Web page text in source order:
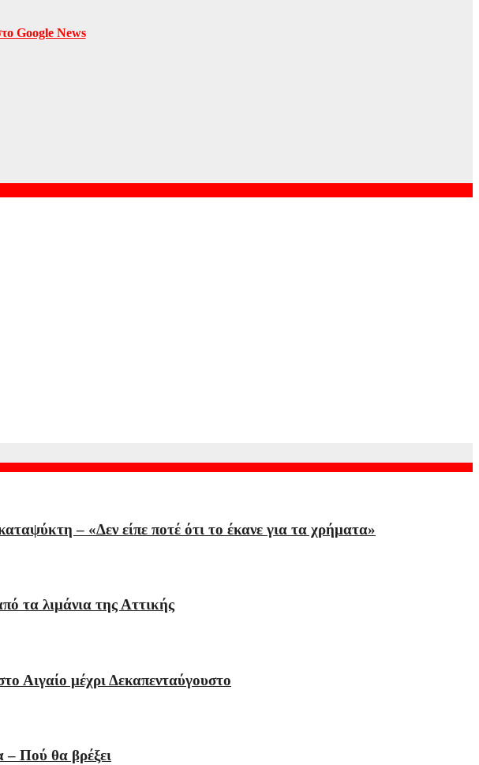
Google News
– «Δεν είπε ποτέ ότι το έκανε για τα χρήματα»
τα λιμάνια της Αττικής
Αιγαίο μέχρι Δεκαπενταύγουστο
– Πού θα βρέξει